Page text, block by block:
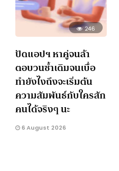
246
ปัดแอปฯ หาคู่จนล้า
ตอบวนซ้ำเดิมจนเบื่อ
ทำยังไงถึงจะเริ่มต้น
ความสัมพันธ์กับใครสัก
คนได้จริงๆ นะ
6 August 2026